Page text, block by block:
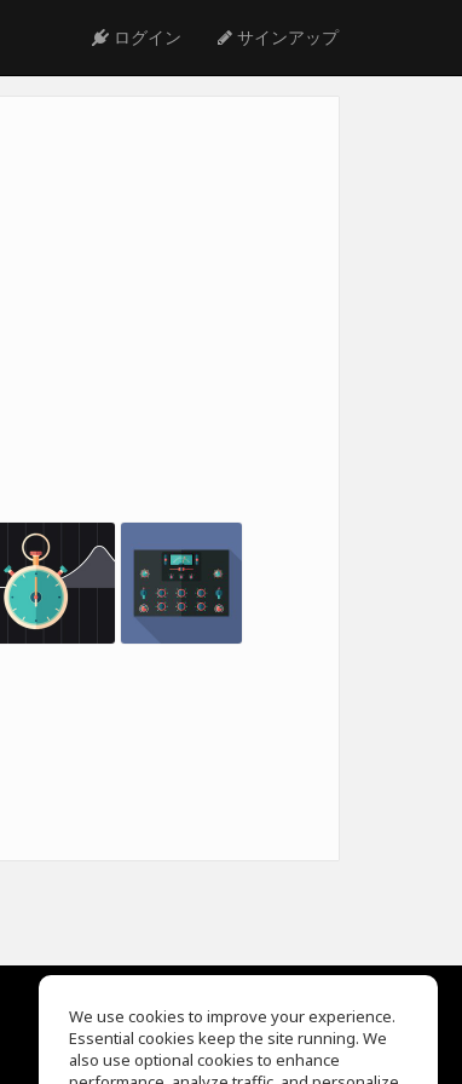
ログイン サインアップ
EQ Ear Training
Drum Machine
We use cookies to improve your experience.
Essential cookies keep the site running. We
also use optional cookies to enhance